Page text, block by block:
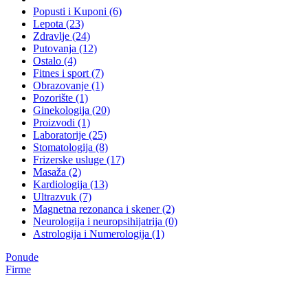
Popusti i Kuponi (6)
Lepota (23)
Zdravlje (24)
Putovanja (12)
Ostalo (4)
Fitnes i sport (7)
Obrazovanje (1)
Pozorište (1)
Ginekologija (20)
Proizvodi (1)
Laboratorije (25)
Stomatologija (8)
Frizerske usluge (17)
Masaža (2)
Kardiologija (13)
Ultrazvuk (7)
Magnetna rezonanca i skener (2)
Neurologija i neuropsihijatrija (0)
Astrologija i Numerologija (1)
Ponude
Firme